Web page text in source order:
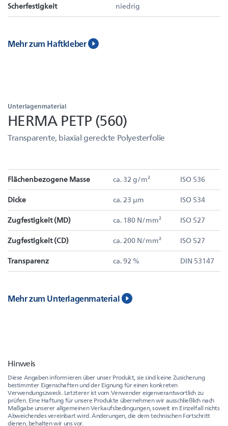
Scherfestigkeit niedrig
Mehr zum Haftkleber
Unterlagenmaterial
HERMA PETP (560)
Transparente, biaxial gereckte Polyesterfolie
Flächenbezogene Masse ca. 32 g/m² ISO 536
Dicke ca. 23 µm ISO 534
Zugfestigkeit (MD) ca. 180 N/mm² ISO 527
Zugfestigkeit (CD) ca. 200 N/mm² ISO 527
Transparenz ca. 92 % DIN 53147
Mehr zum Unterlagenmaterial
Hinweis
Diese Angaben informieren über unser Produkt, sie sind keine Zusicherung
bestimmter Eigenschaften und der Eignung für einen konkreten
Verwendungszweck. Letzterer ist vom Verwender eigenverantwortlich zu
prüfen. Eine Haftung für unsere Produkte übernehmen wir ausschließlich nach
Maßgabe unserer allgemeinen Verkaufsbedingungen, soweit im Einzelfall nichts
Abweichendes vereinbart wird. Änderungen, die dem technischen Fortschritt
dienen, behalten wir uns vor.